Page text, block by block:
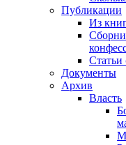
Публикации
Из
Статьи
Документы
Архив
Власть